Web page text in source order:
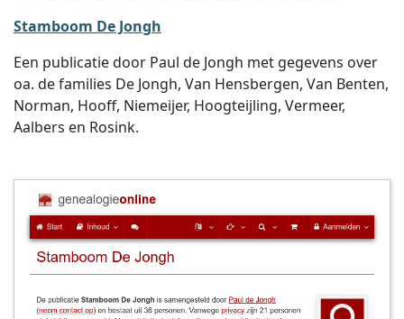
Stamboom De Jongh
Een publicatie door Paul de Jongh met gegevens over
oa. de families De Jongh, Van Hensbergen, Van Benten,
Norman, Hooff, Niemeijer, Hoogteijling, Vermeer,
Aalbers en Rosink.